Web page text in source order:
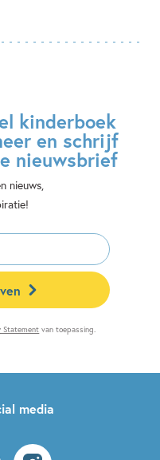
kinderboek
en schrijf
nieuwsbrief
nieuws,
Statement van toepassing.
media